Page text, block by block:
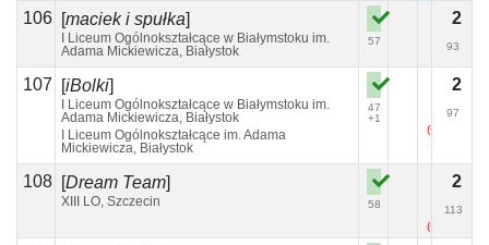
106 [maciek i spułka]
I Liceum Ogólnokształcące w Białymstoku im.
Adama Mickiewicza, Białystok
57
2
93
107 [iBolki]
I Liceum Ogólnokształcące w Białymstoku im.
Adama Mickiewicza, Białystok
I Liceum Ogólnokształcące im. Adama
Mickiewicza, Białystok
47
+1
(+8)
2
97
108 [Dream Team]
XIII LO, Szczecin
58
(+5)
2
113